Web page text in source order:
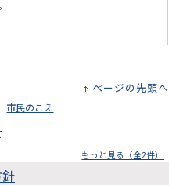
ページの先頭へ
市民のこえ
もっと見る（全2件）
針